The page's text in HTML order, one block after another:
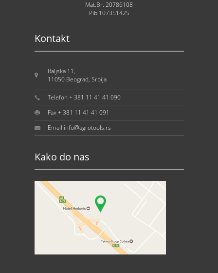
Mat.Br. 20786108
Pib 107351425
Kontakt
Raljska 11,
11050 Beograd, Srbija
Telefon + 381 11 41 41 090
Fax + 381 11 41 41 091
Email info@agrotools.rs
Kako do nas